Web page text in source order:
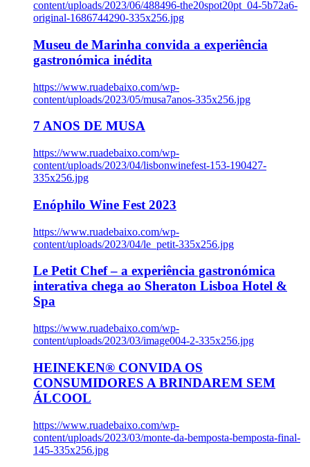
content/uploads/2023/06/488496-the20spot20pt_04-5b72a6-
original-1686744290-335x256.jpg
Museu de Marinha convida a experiência
gastronómica inédita
https://www.ruadebaixo.com/wp-
content/uploads/2023/05/musa7anos-335x256.jpg
7 ANOS DE MUSA
https://www.ruadebaixo.com/wp-
content/uploads/2023/04/lisbonwinefest-153-190427-
335x256.jpg
Enóphilo Wine Fest 2023
https://www.ruadebaixo.com/wp-
content/uploads/2023/04/le_petit-335x256.jpg
Le Petit Chef – a experiência gastronómica
interativa chega ao Sheraton Lisboa Hotel &
Spa
https://www.ruadebaixo.com/wp-
content/uploads/2023/03/image004-2-335x256.jpg
HEINEKEN® CONVIDA OS
CONSUMIDORES A BRINDAREM SEM
ÁLCOOL
https://www.ruadebaixo.com/wp-
content/uploads/2023/03/monte-da-bemposta-bemposta-final-
145-335x256.jpg